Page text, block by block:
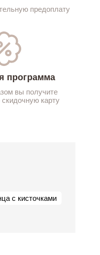
предоплату
программа
вы получите
карту
с кисточками